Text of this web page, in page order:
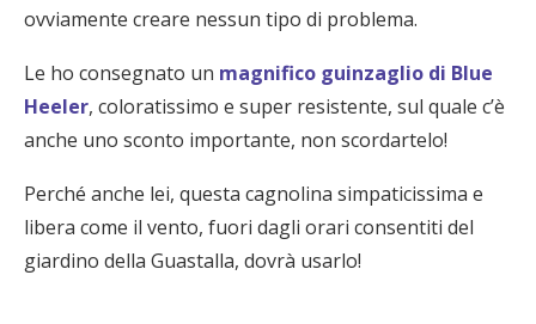
ovviamente creare nessun tipo di problema.
Le ho consegnato un magnifico guinzaglio di Blue
Heeler, coloratissimo e super resistente, sul quale c’è
anche uno sconto importante, non scordartelo!
Perché anche lei, questa cagnolina simpaticissima e
libera come il vento, fuori dagli orari consentiti del
giardino della Guastalla, dovrà usarlo!